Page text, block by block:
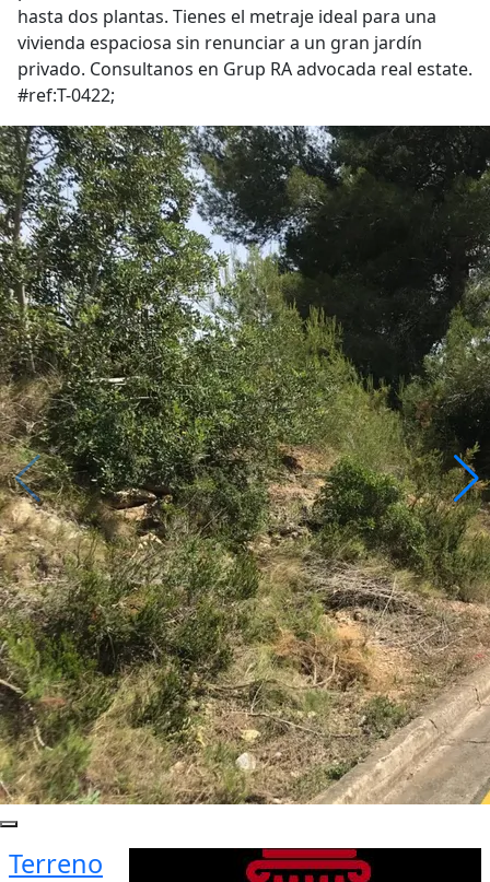
hasta dos plantas. Tienes el metraje ideal para una
vivienda espaciosa sin renunciar a un gran jardín
privado. Consultanos en Grup RA advocada real estate.
#ref:T-0422;
Terreno